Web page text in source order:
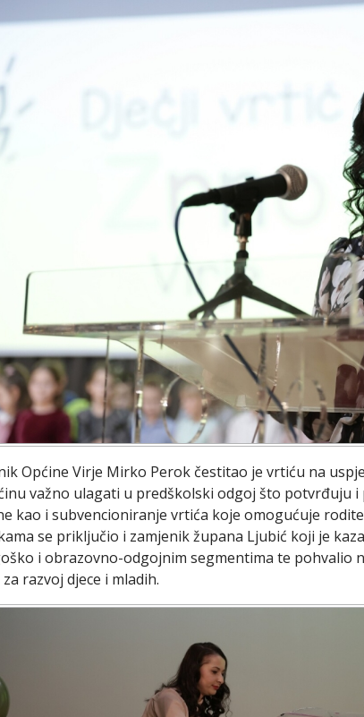
Općine Virje Mirko Perok čestitao je vrtiću na
važno ulagati u predškolski odgoj što potvrđuju
kao i subvencioniranje vrtića koje omogućuje
se priključio i zamjenik župana Ljubić koji je
i obrazovno-odgojnim segmentima te pohvalio
razvoj djece i mladih.